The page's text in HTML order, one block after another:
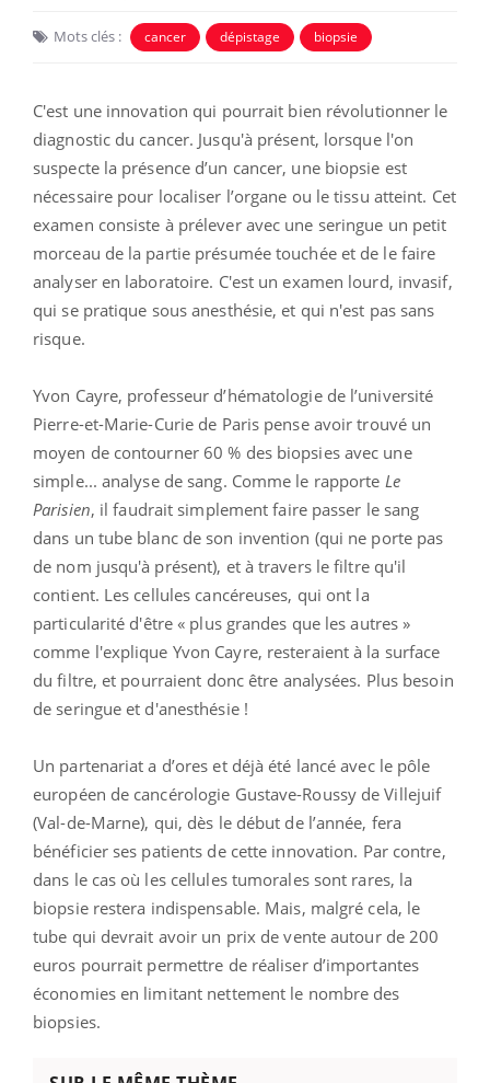
Mots clés : cancer dépistage biopsie
C'est une innovation qui pourrait bien révolutionner le
diagnostic du cancer. Jusqu'à présent, lorsque l'on
suspecte la présence d’un cancer, une biopsie est
nécessaire pour localiser l’organe ou le tissu atteint. Cet
examen consiste à prélever avec une seringue un petit
morceau de la partie présumée touchée et de le faire
analyser en laboratoire. C'est un examen lourd, invasif,
qui se pratique sous anesthésie, et qui n'est pas sans
risque.
Yvon Cayre, professeur d’hématologie de l’université
Pierre-et-Marie-Curie de Paris pense avoir trouvé un
moyen de contourner 60 % des biopsies avec une
simple... analyse de sang. Comme le rapporte Le
Parisien, il faudrait simplement faire passer le sang
dans un tube blanc de son invention (qui ne porte pas
de nom jusqu'à présent), et à travers le filtre qu'il
contient. Les cellules cancéreuses, qui ont la
particularité d'être « plus grandes que les autres »
comme l'explique Yvon Cayre, resteraient à la surface
du filtre, et pourraient donc être analysées. Plus besoin
de seringue et d'anesthésie !
Un partenariat a d’ores et déjà été lancé avec le pôle
européen de cancérologie Gustave-Roussy de Villejuif
(Val-de-Marne), qui, dès le début de l’année, fera
bénéficier ses patients de cette innovation. Par contre,
dans le cas où les cellules tumorales sont rares, la
biopsie restera indispensable. Mais, malgré cela, le
tube qui devrait avoir un prix de vente autour de 200
euros pourrait permettre de réaliser d’importantes
économies en limitant nettement le nombre des
biopsies.